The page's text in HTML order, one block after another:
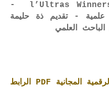
l’Ultras Winners 05 - Zaid TRABELSI -
علمية - تقديم ذة حليمة
العلمي
لتحميل كتاب المجلة بصيغته الرقمية المجانية PDF الرابط